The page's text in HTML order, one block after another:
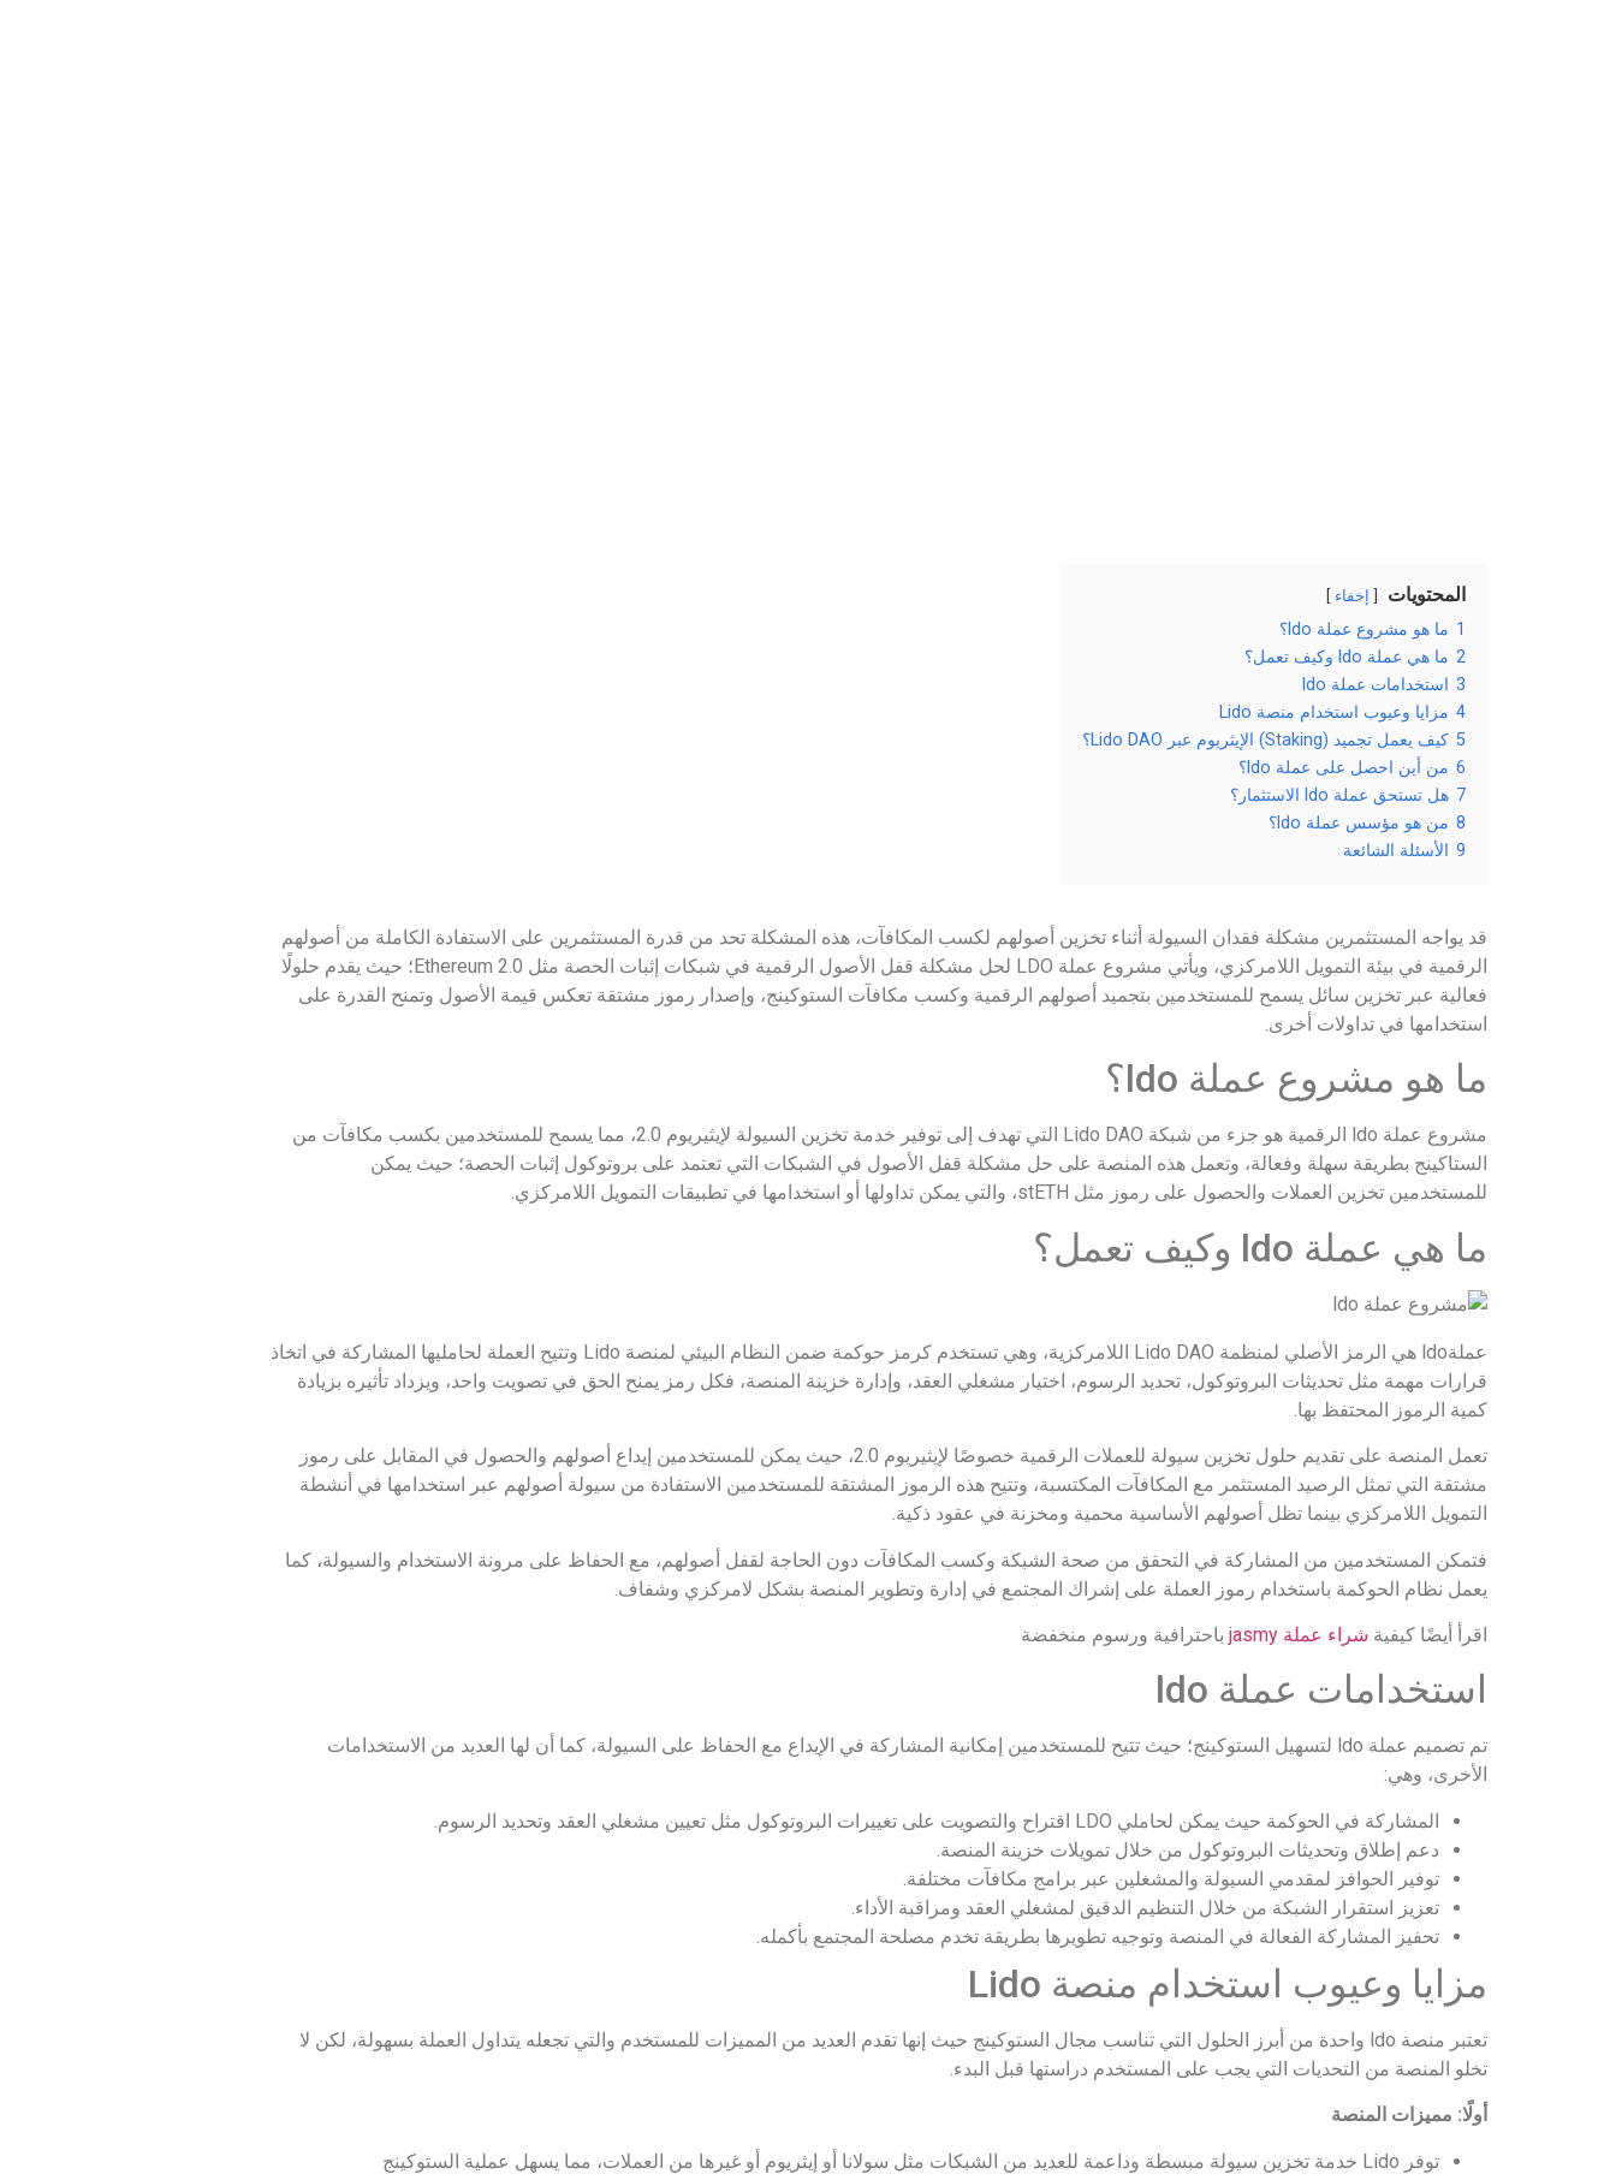
المحتويات إخفاء
1 ما هو مشروع عملة ldo؟
2 ما هي عملة ldo وكيف تعمل؟
3 استخدامات عملة ldo
4 مزايا وعيوب استخدام منصة Lido
5 كيف يعمل تجميد (Staking) الإيثريوم عبر Lido DAO؟
6 من أين احصل على عملة ldo؟
7 هل تستحق عملة ldo الاستثمار؟
8 من هو مؤسس عملة ldo؟
9 الأسئلة الشائعة
قد يواجه المستثمرين مشكلة فقدان السيولة أثناء تخزين أصولهم لكسب المكافآت، هذه المشكلة تحد من قدرة المستثمرين على الاستفادة الكاملة من أصولهم
الرقمية في بيئة التمويل اللامركزي، ويأتي مشروع عملة LDO لحل مشكلة قفل الأصول الرقمية في شبكات إثبات الحصة مثل Ethereum 2.0؛ حيث يقدم حلولًا
فعالية عبر تخزين سائل يسمح للمستخدمين بتجميد أصولهم الرقمية وكسب مكافآت الستوكينج، وإصدار رموز مشتقة تعكس قيمة الأصول وتمنح القدرة على
استخدامها في تداولات أخرى.
ما هو مشروع عملة ldo؟
مشروع عملة ldo الرقمية هو جزء من شبكة Lido DAO التي تهدف إلى توفير خدمة تخزين السيولة لإيثيريوم 2.0، مما يسمح للمستخدمين بكسب مكافآت من
الستاكينج بطريقة سهلة وفعالة، وتعمل هذه المنصة على حل مشكلة قفل الأصول في الشبكات التي تعتمد على بروتوكول إثبات الحصة؛ حيث يمكن
للمستخدمين تخزين العملات والحصول على رموز مثل stETH، والتي يمكن تداولها أو استخدامها في تطبيقات التمويل اللامركزي.
ما هي عملة ldo وكيف تعمل؟
عملةldo هي الرمز الأصلي لمنظمة Lido DAO اللامركزية، وهي تستخدم كرمز حوكمة ضمن النظام البيئي لمنصة Lido وتتيح العملة لحامليها المشاركة في اتخاذ
قرارات مهمة مثل تحديثات البروتوكول، تحديد الرسوم، اختيار مشغلي العقد، وإدارة خزينة المنصة، فكل رمز يمنح الحق في تصويت واحد، ويزداد تأثيره بزيادة
كمية الرموز المحتفظ بها.
تعمل المنصة على تقديم حلول تخزين سيولة للعملات الرقمية خصوصًا لإيثيريوم 2.0، حيث يمكن للمستخدمين إيداع أصولهم والحصول في المقابل على رموز
مشتقة التي تمثل الرصيد المستثمر مع المكافآت المكتسبة، وتتيح هذه الرموز المشتقة للمستخدمين الاستفادة من سيولة أصولهم عبر استخدامها في أنشطة
التمويل اللامركزي بينما تظل أصولهم الأساسية محمية ومخزنة في عقود ذكية.
فتمكن المستخدمين من المشاركة في التحقق من صحة الشبكة وكسب المكافآت دون الحاجة لقفل أصولهم، مع الحفاظ على مرونة الاستخدام والسيولة، كما
يعمل نظام الحوكمة باستخدام رموز العملة على إشراك المجتمع في إدارة وتطوير المنصة بشكل لامركزي وشفاف.
اقرأ أيضًا كيفية شراء عملة jasmy باحترافية ورسوم منخفضة
استخدامات عملة ldo
تم تصميم عملة ldo لتسهيل الستوكينج؛ حيث تتيح للمستخدمين إمكانية المشاركة في الإيداع مع الحفاظ على السيولة، كما أن لها العديد من الاستخدامات
الأخرى، وهي:
المشاركة في الحوكمة حيث يمكن لحاملي LDO اقتراح والتصويت على تغييرات البروتوكول مثل تعيين مشغلي العقد وتحديد الرسوم.
دعم إطلاق وتحديثات البروتوكول من خلال تمويلات خزينة المنصة.
توفير الحوافز لمقدمي السيولة والمشغلين عبر برامج مكافآت مختلفة.
تعزيز استقرار الشبكة من خلال التنظيم الدقيق لمشغلي العقد ومراقبة الأداء.
تحفيز المشاركة الفعالة في المنصة وتوجيه تطويرها بطريقة تخدم مصلحة المجتمع بأكمله.
مزايا وعيوب استخدام منصة Lido
تعتبر منصة ldo واحدة من أبرز الحلول التي تناسب مجال الستوكينج حيث إنها تقدم العديد من المميزات للمستخدم والتي تجعله يتداول العملة بسهولة، لكن لا
تخلو المنصة من التحديات التي يجب على المستخدم دراستها قبل البدء.
أولًا: مميزات المنصة
توفر Lido خدمة تخزين سيولة مبسطة وداعمة للعديد من الشبكات مثل سولانا أو إيثريوم أو غيرها من العملات، مما يسهل عملية الستوكينج